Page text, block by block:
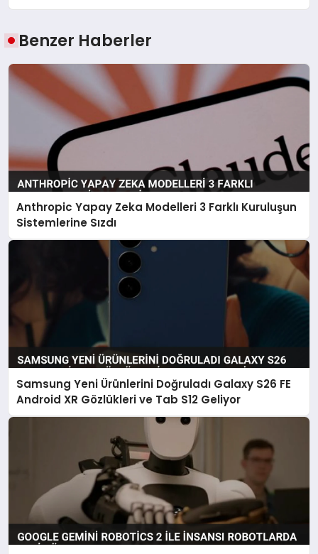
Benzer Haberler
Anthropic Yapay Zeka Modelleri 3 Farklı Kuruluşun
Sistemlerine Sızdı
Samsung Yeni Ürünlerini Doğruladı Galaxy S26 FE
Android XR Gözlükleri ve Tab S12 Geliyor